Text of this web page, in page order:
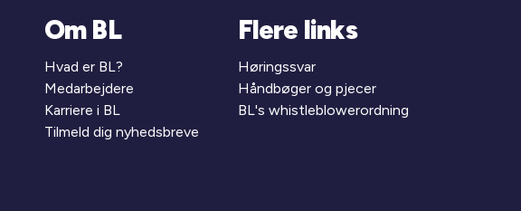
Om BL
Hvad er BL?
Medarbejdere
Karriere i BL
Tilmeld dig nyhedsbreve
Flere links
Høringssvar
Håndbøger og pjecer
BL's whistleblowerordning